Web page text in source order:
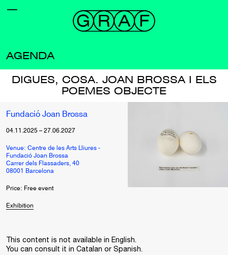
AGENDA
DIGUES, COSA. JOAN BROSSA I ELS
POEMES OBJECTE
Fundació Joan Brossa
04.11.2025 – 27.06.2027
Venue: Centre de les Arts Lliures -
Fundació Joan Brossa
Carrer dels Flassaders, 40
08001 Barcelona
Price: Free event
Exhibition
This content is not available in English.
You can consult it in Catalan or Spanish.